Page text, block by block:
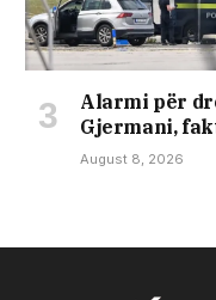
Alarmi për
Gjermani,
August 8, 2026